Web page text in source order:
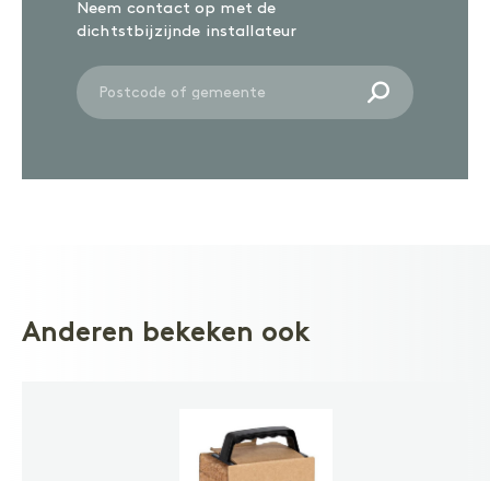
Neem contact op met de
dichtstbijzijnde installateur
Anderen bekeken ook